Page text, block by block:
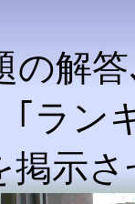
の解
｢ラン
掲示